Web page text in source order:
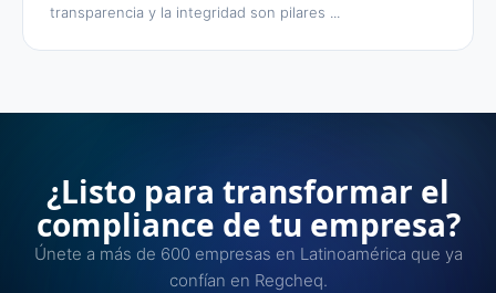
transparencia y la integridad son pilares ...
¿Listo para transformar el
compliance de tu empresa?
Únete a más de 600 empresas en Latinoamérica que ya
confían en Regcheq.